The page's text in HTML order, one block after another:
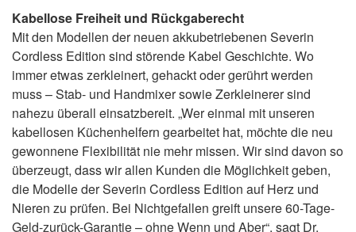
Kabellose Freiheit und Rückgaberecht
Mit den Modellen der neuen akkubetriebenen Severin
Cordless Edition sind störende Kabel Geschichte. Wo
immer etwas zerkleinert, gehackt oder gerührt werden
muss – Stab- und Handmixer sowie Zerkleinerer sind
nahezu überall einsatzbereit. „Wer einmal mit unseren
kabellosen Küchenhelfern gearbeitet hat, möchte die neu
gewonnene Flexibilität nie mehr missen. Wir sind davon so
überzeugt, dass wir allen Kunden die Möglichkeit geben,
die Modelle der Severin Cordless Edition auf Herz und
Nieren zu prüfen. Bei Nichtgefallen greift unsere 60-Tage-
Geld-zurück-Garantie – ohne Wenn und Aber“, sagt Dr.